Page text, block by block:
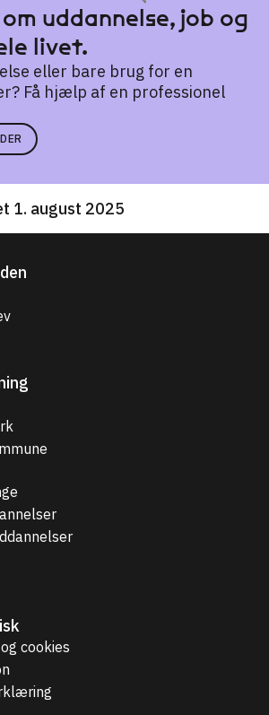
uddannelse, job og
livet.
eller bare brug for en
Få hjælp af en professionel
1. august 2025
cookies